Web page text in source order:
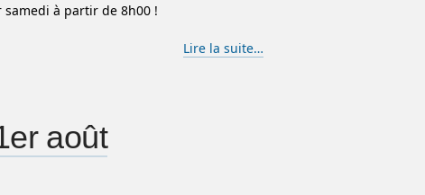
à partir de 8h00 !
Lire la suite…
août